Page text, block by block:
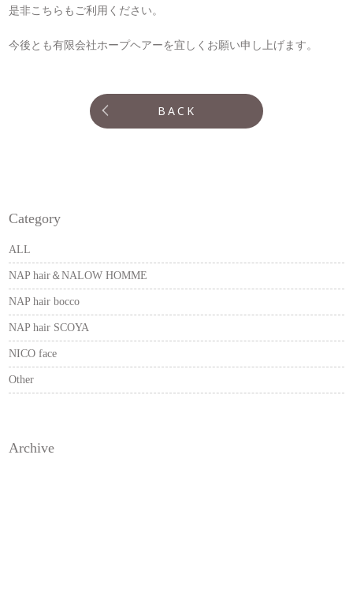
是非こちらもご利用ください。
今後とも有限会社ホープヘアーを宜しくお願い申し上げます。
BACK
Category
ALL
NAP hair＆NALOW HOMME
NAP hair bocco
NAP hair SCOYA
NICO face
Other
Archive